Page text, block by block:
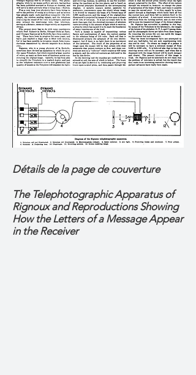
Détails de la page de couverture
The Telephotographic Apparatus of
Rignoux and Reproductions Showing
How the Letters of a Message Appear
in the Receiver